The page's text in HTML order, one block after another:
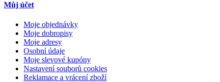
Můj účet
Moje objednávky
Moje dobropisy
Moje adresy
Osobní údaje
Moje slevové kupóny
Nastavení souborů cookies
Reklamace a vrácení zboží